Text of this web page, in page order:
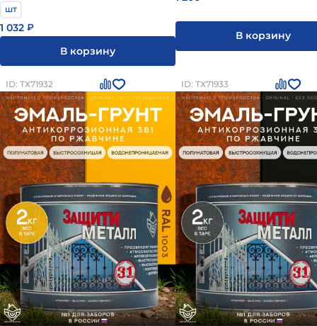
шт
1 032 ₽
В корзину
В корзину
ID: ТХ71932 ID: ТХ71933